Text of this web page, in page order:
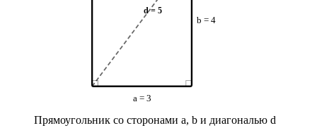
a = 3
b = 4
d = 5
Прямоугольник со сторонами a, b и диагональю d